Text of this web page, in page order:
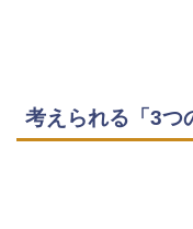
考えられる「3つ